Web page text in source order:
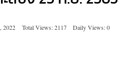
2022 Total Views: 2117
Daily Views: 0